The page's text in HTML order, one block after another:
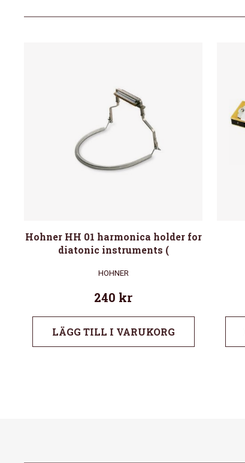
Hohner HH 01 harmonica holder for
diatonic instruments (
HOHNER
240 kr
LÄGG TILL I VARUKORG